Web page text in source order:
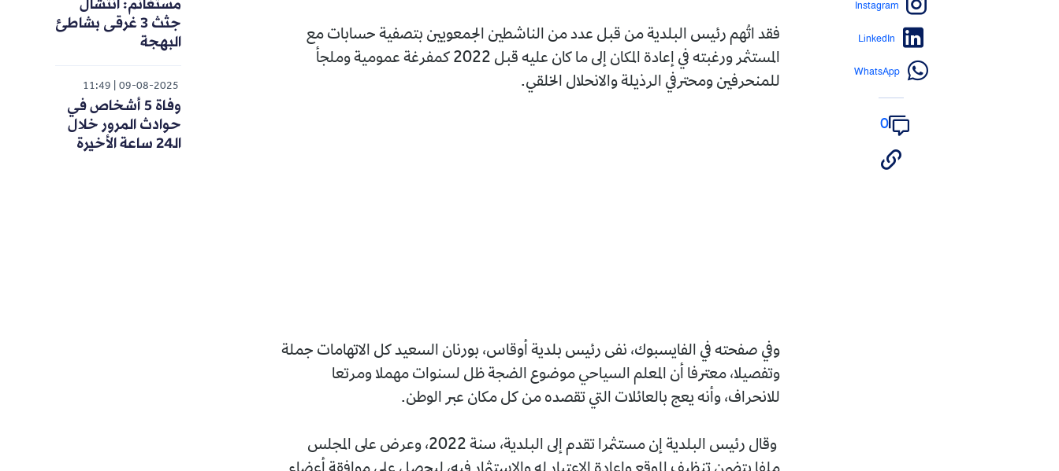
فقد اتُهم رئيس البلدية من قبل عدد من الناشطين الجمعويين بتصفية حسابات مع
المستثمر ورغبته في إعادة المكان إلى ما كان عليه قبل 2022 كمفرغة عمومية وملجأ
للمنحرفين ومحترفي الرذيلة والانحلال الخلقي.
وفي صفحته في الفايسبوك، نفى رئيس بلدية أوقاس، بورنان السعيد كل الاتهامات جملة
وتفصيلا، معترفا أن المعلم السياحي موضوع الضجة ظل لسنوات مهملا ومرتعا
للانحراف، وأنه يعج بالعائلات التي تقصده من كل مكان عبر الوطن.
وقال رئيس البلدية إن مستثمرا تقدم إلى البلدية، سنة 2022، وعرض على المجلس
Instagram
LinkedIn
WhatsApp
0
مستغانم: انتشال
جثث 3 غرقى بشاطئ
البهجة
09-08-2025
11:49
وفاة 5 أشخاص في
حوادث المرور خلال
الـ24 ساعة الأخيرة